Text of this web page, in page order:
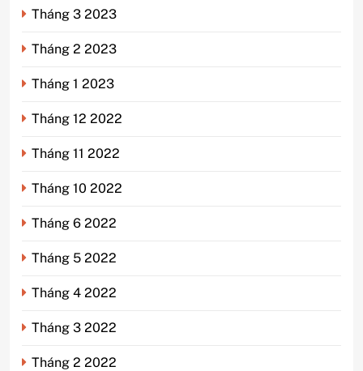
Tháng 3 2023
Tháng 2 2023
Tháng 1 2023
Tháng 12 2022
Tháng 11 2022
Tháng 10 2022
Tháng 6 2022
Tháng 5 2022
Tháng 4 2022
Tháng 3 2022
Tháng 2 2022